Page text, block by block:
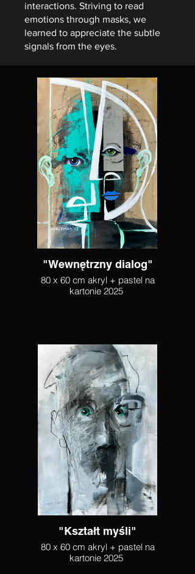
interactions. Striving to read
emotions through masks, we
learned to appreciate the subtle
signals from the eyes.
"Wewnętrzny dialog"
80 x 60 cm akryl + pastel na
kartonie 2025
"Kształt myśli"
80 x 60 cm akryl + pastel na
kartonie 2025